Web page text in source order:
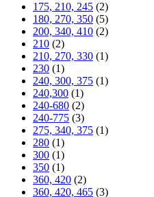
175, 210, 245 (2)
180, 270, 350 (5)
200, 340, 410 (2)
210 (2)
210, 270, 330 (1)
230 (1)
240, 300, 375 (1)
240,300 (1)
240-680 (2)
240-775 (3)
275, 340, 375 (1)
280 (1)
300 (1)
350 (1)
360, 420 (2)
360, 420, 465 (3)